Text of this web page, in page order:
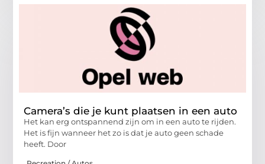
Camera’s die je kunt plaatsen in een auto
Het kan erg ontspannend zijn om in een auto te rijden.
Het is fijn wanneer het zo is dat je auto geen schade
heeft. Door